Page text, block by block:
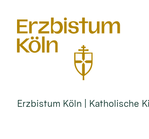
Erzbistum Köln | Katholische